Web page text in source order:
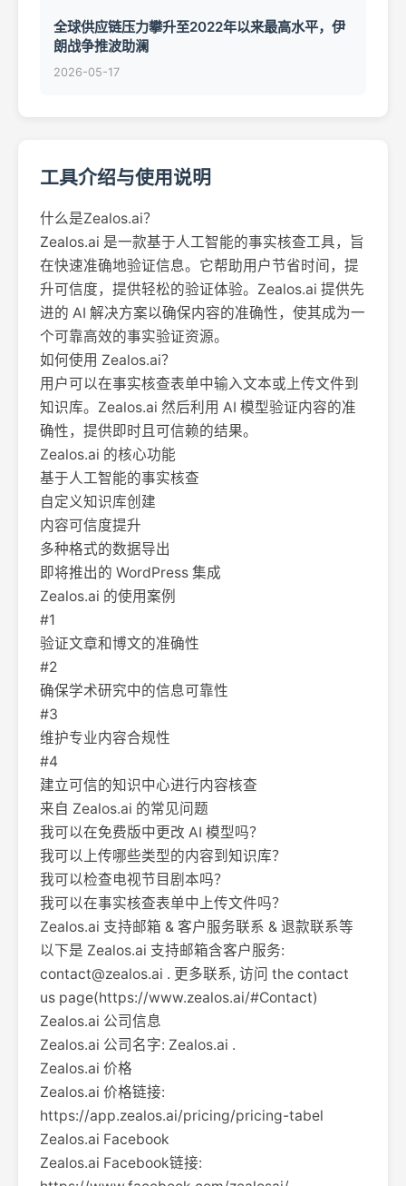
全球供应链压力攀升至2022年以来最高水平，伊
朗战争推波助澜
2026-05-17
工具介绍与使用说明
什么是Zealos.ai？
Zealos.ai 是一款基于人工智能的事实核查工具，旨
在快速准确地验证信息。它帮助用户节省时间，提
升可信度，提供轻松的验证体验。Zealos.ai 提供先
进的 AI 解决方案以确保内容的准确性，使其成为一
个可靠高效的事实验证资源。
如何使用 Zealos.ai？
用户可以在事实核查表单中输入文本或上传文件到
知识库。Zealos.ai 然后利用 AI 模型验证内容的准
确性，提供即时且可信赖的结果。
Zealos.ai 的核心功能
基于人工智能的事实核查
自定义知识库创建
内容可信度提升
多种格式的数据导出
即将推出的 WordPress 集成
Zealos.ai 的使用案例
#1
验证文章和博文的准确性
#2
确保学术研究中的信息可靠性
#3
维护专业内容合规性
#4
建立可信的知识中心进行内容核查
来自 Zealos.ai 的常见问题
我可以在免费版中更改 AI 模型吗？
我可以上传哪些类型的内容到知识库？
我可以检查电视节目剧本吗？
我可以在事实核查表单中上传文件吗？
Zealos.ai 支持邮箱 & 客户服务联系 & 退款联系等
以下是 Zealos.ai 支持邮箱含客户服务:
contact@zealos.ai . 更多联系, 访问 the contact
us page(https://www.zealos.ai/#Contact)
Zealos.ai 公司信息
Zealos.ai 公司名字: Zealos.ai .
Zealos.ai 价格
Zealos.ai 价格链接:
https://app.zealos.ai/pricing/pricing-tabel
Zealos.ai Facebook
Zealos.ai Facebook链接: